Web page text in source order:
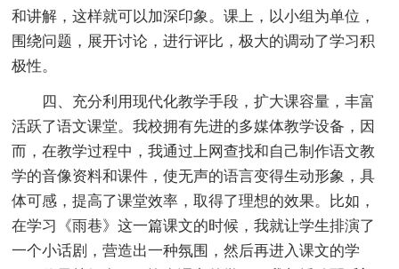
和讲解，这样就可以加深印象。课上，以小组为单位，
围绕问题，展开讨论，进行评比，极大的调动了学习积
极性。
四、充分利用现代化教学手段，扩大课容量，丰富
活跃了语文课堂。我校拥有先进的多媒体教学设备，因
而，在教学过程中，我通过上网查找和自己制作语文教
学的音像资料和课件，使无声的语言变得生动形象，具
体可感，提高了课堂效率，取得了理想的效果。比如，
在学习《雨巷》这一篇课文的时候，我就让学生排演了
一个小话剧，营造出一种氛围，然后再进入课文的学